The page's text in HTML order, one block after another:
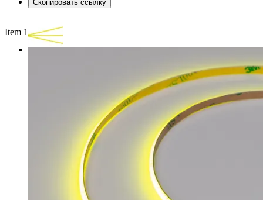
Скопировать ссылку
Item 1 of 3